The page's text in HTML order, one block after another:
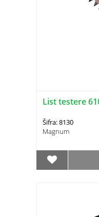
List testere
Šifra: 8130
Magnum